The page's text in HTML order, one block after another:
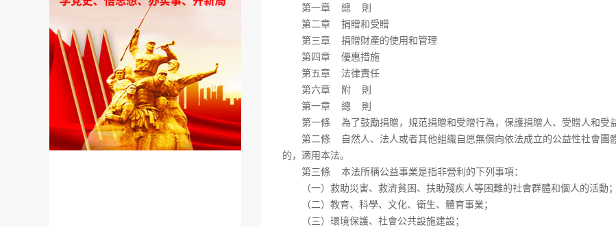
第一章 總 則
第二章 捐贈和受贈
第三章 捐贈財產的使用和管理
第四章 優惠措施
第五章 法律責任
第六章 附 則
第一章 總 則
第一條 為了鼓勵捐贈，規范捐贈和受贈行為，保護捐贈人、受贈人和受益
第二條 自然人、法人或者其他組織自愿無償向依法成立的公益性社會團
的，適用本法。
第三條 本法所稱公益事業是指非營利的下列事項：
（一）救助災害、救濟貧困、扶助殘疾人等困難的社會群體和個人的活動；
（二）教育、科學、文化、衛生、體育事業；
（三）環境保護、社會公共設施建設；